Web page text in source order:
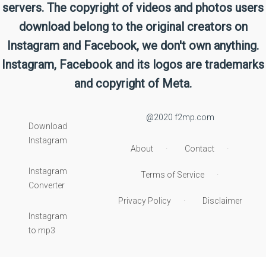
servers. The copyright of videos and photos users
download belong to the original creators on
Instagram and Facebook, we don't own anything.
Instagram, Facebook and its logos are trademarks
and copyright of Meta.
Download
Instagram
Instagram
Converter
Instagram
to mp3
@2020 f2mp.com
About Contact
Terms of Service
Privacy Policy Disclaimer